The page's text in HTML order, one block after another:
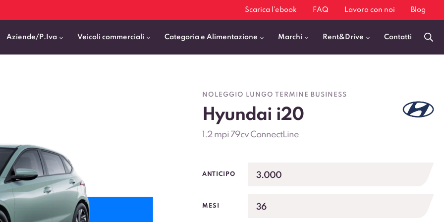
Scarica l’ebook FAQ Lavora con noi Blog
Aziende/P.Iva Veicoli commerciali
Allestiti
Persone
zero
VEDI TUTTI
Categoria e Alimentazione
Elettrica
Ibrida
Marchi
Audi
Mercedes-Benz
Fiat Professional
VEDI TUTTI
Rent&Drive Contatti
NOLEGGIO LUNGO TERMINE BUSINESS
Hyundai i20
1.2 mpi 79cv ConnectLine
ANTICIPO 3.000
MESI 36